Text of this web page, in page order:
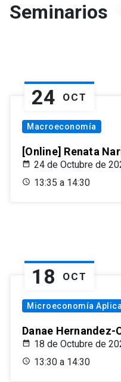
Seminarios
24 OCT
Macroeconomía
[Online] Renata
24 de Octubre de
13:35 a 14:30
18 OCT
Microeconomía
Danae
18 de Octubre de
13:30 a 14:30